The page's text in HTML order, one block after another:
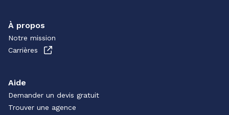
À propos
Notre mission
Carrières
Aide
Demander un devis gratuit
Trouver une agence